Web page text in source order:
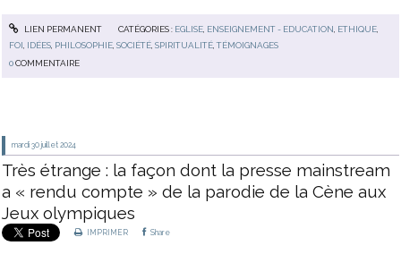
LIEN PERMANENT CATÉGORIES : EGLISE, ENSEIGNEMENT - EDUCATION ETHIQUE,
FOI IDÉES PHILOSOPHIE ,SOCIÉTÉ ,SPIRITUALITÉ ,TÉMOIGNAGES
0COMMENTAIRE
mardi 30 juillet 2024
Très étrange : la façon dont la presse mainstream
a « rendu compte » de la parodie de la Cène aux
Jeux olympiques
IMPRIMER Share